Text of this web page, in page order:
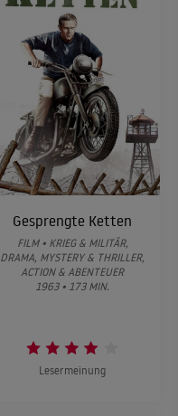
Gesprengte Ketten
FILM • KRIEG & MILITÄR,
DRAMA, MYSTERY & THRILLER,
ACTION & ABENTEUER
1963 • 173 MIN.
Lesermeinung